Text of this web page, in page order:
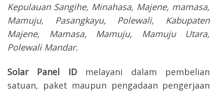
Kepulauan Sangihe, Minahasa, Majene, mamasa,
Mamuju, Pasangkayu, Polewali, Kabupaten
Majene, Mamasa, Mamuju, Mamuju Utara,
Polewali Mandar.
Solar Panel IDmelayani dalam pembelian
satuan, paket maupun pengadaan pengerjaan